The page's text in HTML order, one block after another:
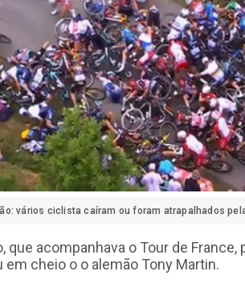
vários ciclista caíram ou foram atrapalhados
que acompanhava o Tour de
em cheio o o alemão Tony Martin.